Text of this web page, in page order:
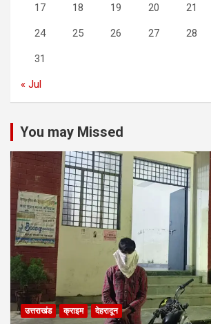
17 18 19 20 21
24 25 26 27 28
31
« Jul
You may Missed
उत्तराखंड क्राइम देहरादून